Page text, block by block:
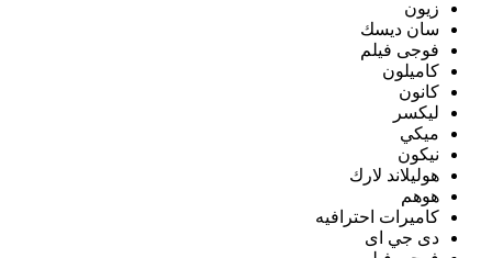
زيون
سان ديسك
فوجى فيلم
كاميلون
كانون
ليكسر
ميكي
نيكون
هوليلاند لارك
هوهم
كاميرات احترافيه
دى جي اى